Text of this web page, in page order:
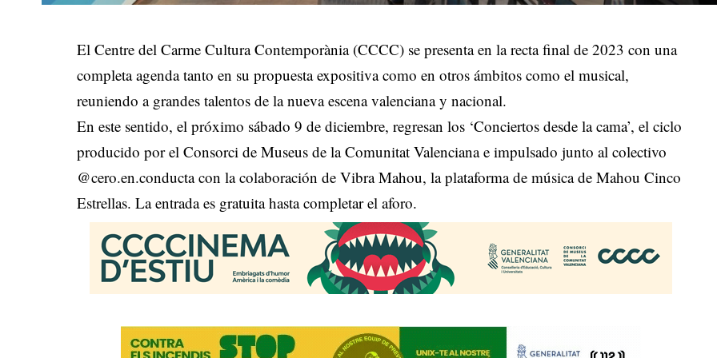
El Centre del Carme Cultura Contemporània (CCCC) se presenta en la recta final de 2023 con una
completa agenda tanto en su propuesta expositiva como en otros ámbitos como el musical,
reuniendo a grandes talentos de la nueva escena valenciana y nacional.
En este sentido, el próximo sábado 9 de diciembre, regresan los ‘Conciertos desde la cama’, el ciclo
producido por el Consorci de Museus de la Comunitat Valenciana e impulsado junto al colectivo
@cero.en.conducta con la colaboración de Vibra Mahou, la plataforma de música de Mahou Cinco
Estrellas. La entrada es gratuita hasta completar el aforo.